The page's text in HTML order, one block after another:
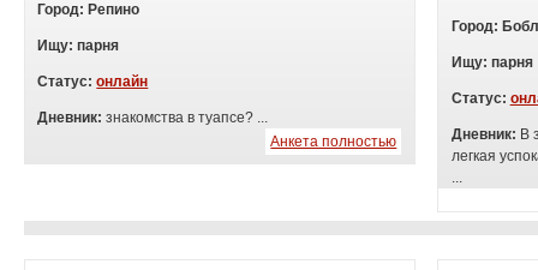
Город: Репино
Ищу: парня
Статус:онлайн
Дневник:знакомства в туапсе? ...
Анкета полностью
Город:
Ищу: парня
Статус:
Дневник: В
легкая
...